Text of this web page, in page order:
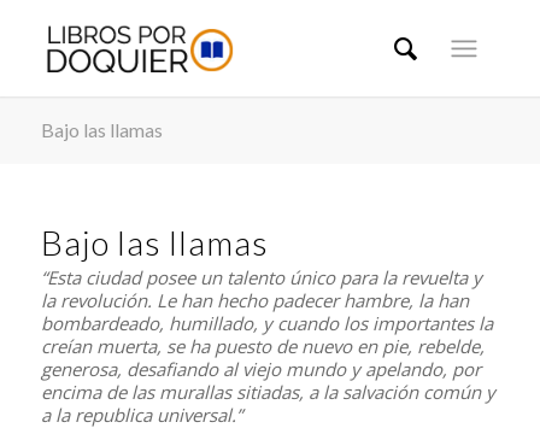
Bajo las llamas
Bajo las llamas
“Esta ciudad posee un talento único para la revuelta y
la revolución. Le han hecho padecer hambre, la han
bombardeado, humillado, y cuando los importantes la
creían muerta, se ha puesto de nuevo en pie, rebelde,
generosa, desafiando al viejo mundo y apelando, por
encima de las murallas sitiadas, a la salvación común y
a la republica universal.”